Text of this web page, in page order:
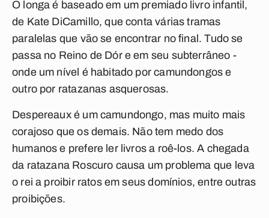
O longa é baseado em um premiado livro infantil,
de Kate DiCamillo, que conta várias tramas
paralelas que vão se encontrar no final. Tudo se
passa no Reino de Dór e em seu subterrâneo -
onde um nível é habitado por camundongos e
outro por ratazanas asquerosas.
Despereaux é um camundongo, mas muito mais
corajoso que os demais. Não tem medo dos
humanos e prefere ler livros a roê-los. A chegada
da ratazana Roscuro causa um problema que leva
o rei a proibir ratos em seus domínios, entre outras
proibições.